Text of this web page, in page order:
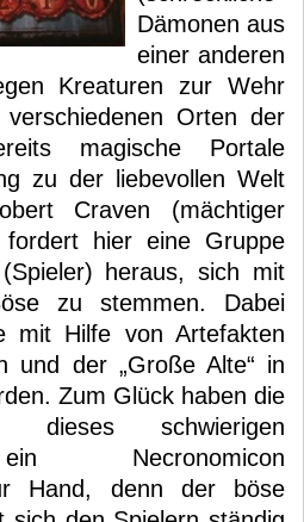
Dämonen aus
einer anderen
Kreaturen zur Wehr
Orten der
magische Portale
zu der liebevollen Welt
Craven (mächtiger
hier eine Gruppe
heraus, sich mit
zu stemmen. Dabei
mit Hilfe von Artefakten
und der „Große Alte“ in
Zum Glück haben die
dieses schwierigen
Necronomicon
Hand, denn der böse